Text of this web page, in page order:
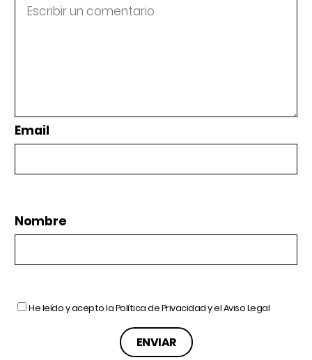
Email
Nombre
He leído y acepto laPolítica de Privacidady elAviso Legal